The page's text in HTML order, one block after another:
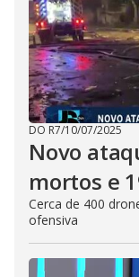
DO R7/10/07/2025
Novo
mortos e
Cerca de 400
ofensiva